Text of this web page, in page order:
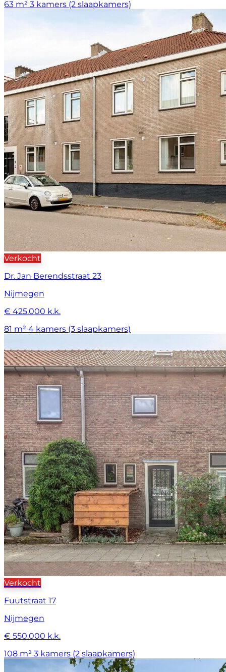
63 m² 3 kamers (2 slaapkamers)
Verkocht
Dr. Jan Berendsstraat 23
Nijmegen
€ 425.000 k.k.
81 m² 4 kamers (3 slaapkamers)
Verkocht
Fuutstraat 17
Nijmegen
€ 550.000 k.k.
108 m² 3 kamers (2 slaapkamers)